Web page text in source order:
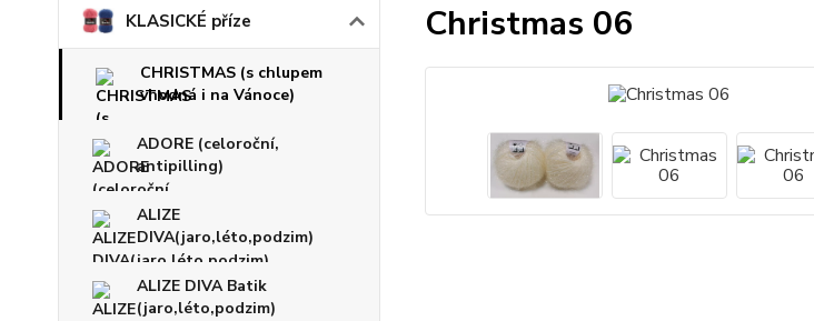
KLASICKÉ příze
CHRISTMAS (s chlupem
vhodná i na Vánoce)
ADORE (celoroční,
antipilling)
ALIZE
DIVA(jaro,léto,podzim)
ALIZE DIVA Batik
(jaro,léto,podzim)
Christmas 06